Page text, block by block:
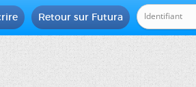
Retour sur Futura